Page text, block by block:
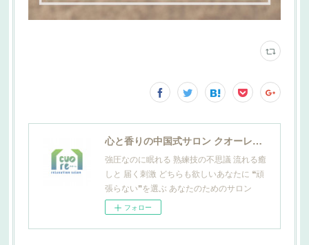
心と香りの中国式サロン クオーレ山田
強圧なのに眠れる 熟練技の不思議 流れる癒
しと 届く刺激 どちらも欲しいあなたに ❝頑
張らない❞を選ぶ あなたのためのサロン
フォロー